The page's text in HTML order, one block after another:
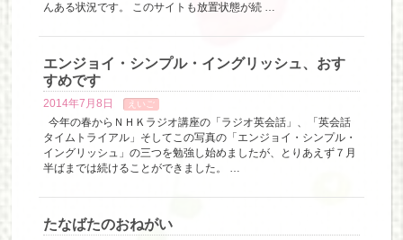
んある状況です。 このサイトも放置状態が続 …
エンジョイ・シンプル・イングリッシュ、おす
すめです
2014年7月8日 えいご
今年の春からＮＨＫラジオ講座の「ラジオ英会話」、「英会話
タイムトライアル」そしてこの写真の「エンジョイ・シンプル・
イングリッシュ」の三つを勉強し始めましたが、とりあえず７月
半ばまでは続けることができました。 …
たなばたのおねがい